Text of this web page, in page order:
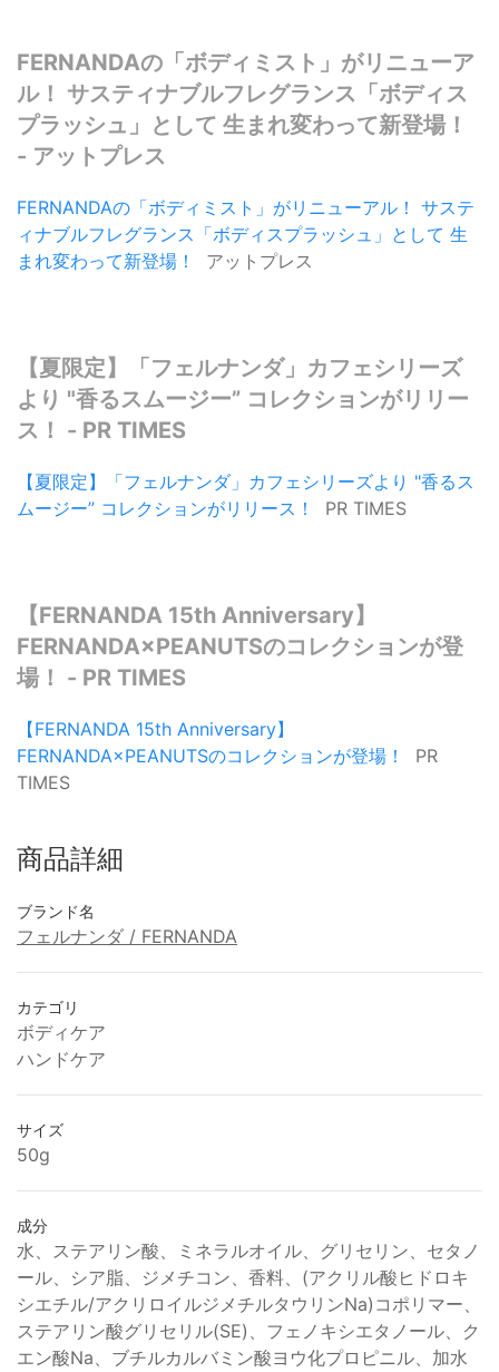
FERNANDAの「ボディミスト」がリニューア
ル！ サスティナブルフレグランス「ボディス
プラッシュ」として 生まれ変わって新登場！
- アットプレス
FERNANDAの「ボディミスト」がリニューアル！ サステ
ィナブルフレグランス「ボディスプラッシュ」として 生
まれ変わって新登場！
アットプレス
【夏限定】「フェルナンダ」カフェシリーズ
より "香るスムージー” コレクションがリリー
ス！ - PR TIMES
【夏限定】「フェルナンダ」カフェシリーズより "香るス
ムージー” コレクションがリリース！
PR TIMES
【FERNANDA 15th Anniversary】
FERNANDA×PEANUTSのコレクションが登
場！ - PR TIMES
【FERNANDA 15th Anniversary】
FERNANDA×PEANUTSのコレクションが登場！
PR
TIMES
商品詳細
ブランド名
フェルナンダ / FERNANDA
カテゴリ
ボディケア
ハンドケア
サイズ
50g
成分
水、ステアリン酸、ミネラルオイル、グリセリン、セタノ
ール、シア脂、ジメチコン、香料、(アクリル酸ヒドロキ
シエチル/アクリロイルジメチルタウリンNa)コポリマー、
ステアリン酸グリセリル(SE)、フェノキシエタノール、ク
エン酸Na、ブチルカルバミン酸ヨウ化プロピニル、加水